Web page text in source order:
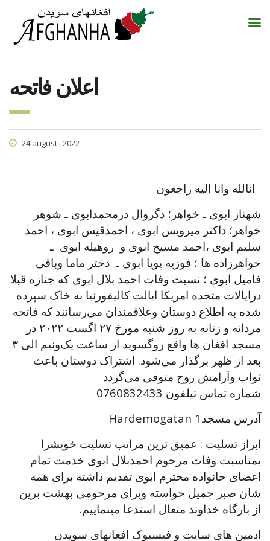
اعلان فاتحه
24 augusti, 2022
شهناز ابوی ـ خواهر؛ دگروال درمحمدابوی ـ شوهر
خواهر؛ داکتر میرویس ابوی ، احمدقیس ابوی ، احمد
سلیم ابوی ،احمد مسیح ابوی و روهیله ابوی ـ
خواهرزاده ها ؛ فوزیه پویا ابوی ـ دختر ماما وباقی
فامیل ابوی ؛ نسبت وفات احمد بلال ابوی که جنازه قبلا
درایالات متحده امریکا ایالت کالیفورنیا به خاک سپرده
شده به اطلاع دوستان وعلاقمندان می‌رسانند که فاتحه
مردانه و زنانه به روز شنبه مورخ ٢٧ اگست ۲۰۲۲ در
مسجد افغان ها واقع روگسوید از ساعت یک‌ونیم الی ۳
بعد از ظهر برگذار می‌شود. اشتراک دوستان باعث
ثواب وآرامش روح متوفی می‌گردد
شماره تماس تیلفون 0760832433
Hardemogatan 1آدرس مسجد
ابراز تسلیت : عمیق ترین مراتب تسلیت خویشرا
بمناسبت وفات مرحوم احمدبلال ابوی خدمت تمام
اعضای خانواده محترم ابوی تقدیم داشته برای همه
شان صبر جمیل خواسته وبرای مرحومی بهشت برین
از بارگاه خداوند متعال استدعا مینماییم.
ادمین های سایت و فیسبوک افغانهای سویدن